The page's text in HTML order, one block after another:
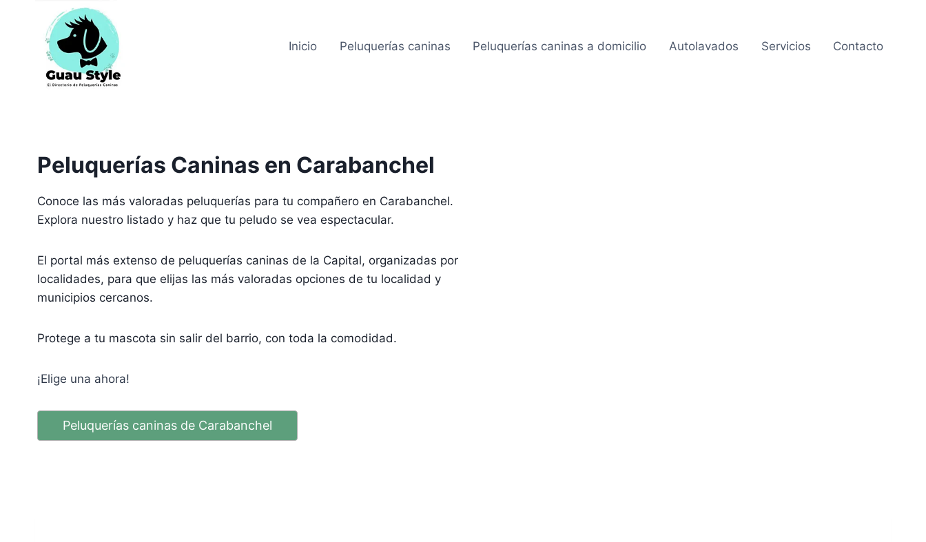
contenido
Inicio Peluquerías caninas Peluquerías caninas a domicilio Autolavados Servicios Contacto
Peluquerías Caninas en Carabanchel
Conoce las más valoradas peluquerías para tu compañero en Carabanchel.
Explora nuestro listado y haz que tu peludo se vea espectacular.
El portal más extenso de peluquerías caninas de la Capital, organizadas por
localidades, para que elijas las más valoradas opciones de tu localidad y
municipios cercanos.
Protege a tu mascota sin salir del barrio, con toda la comodidad.
¡Elige una ahora!
Peluquerías caninas de Carabanchel